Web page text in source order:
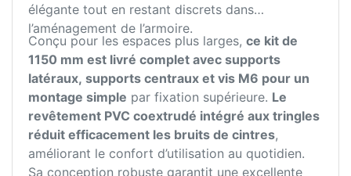
élégante tout en restant discrets dans
l’aménagement de l’armoire.
Conçu pour les espaces plus larges, ce kit de
1150 mm est livré complet avec supports
latéraux, supports centraux et vis M6 pour un
montage simple par fixation supérieure. Le
revêtement PVC coextrudé intégré aux tringles
réduit efficacement les bruits de cintres,
améliorant le confort d’utilisation au quotidien.
Sa conception robuste garantit une excellente